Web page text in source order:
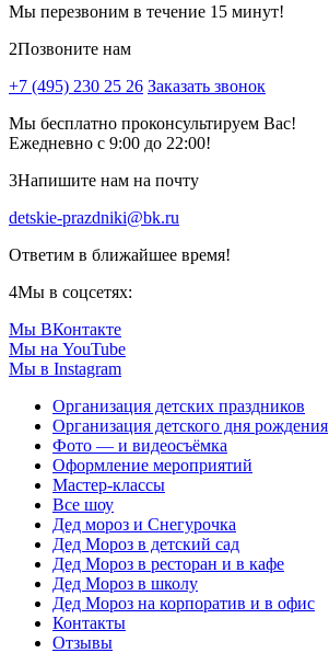
Мы перезвоним в течение 15 минут!
2Позвоните нам
+7 (495) 230 25 26 Заказать звонок
Мы бесплатно проконсультируем Вас!
Ежедневно с 9:00 до 22:00!
3Напишите нам на почту
detskie-prazdniki@bk.ru
Ответим в ближайшее время!
4Мы в соцсетях:
Мы ВКонтакте
Мы на YouTube
Мы в Instagram
Организация детских праздников
Организация детского дня рождения
Фото — и видеосъёмка
Оформление мероприятий
Мастер-классы
Все шоу
Дед мороз и Снегурочка
Дед Мороз в детский сад
Дед Мороз в ресторан и в кафе
Дед Мороз в школу
Дед Мороз на корпоратив и в офис
Контакты
Отзывы